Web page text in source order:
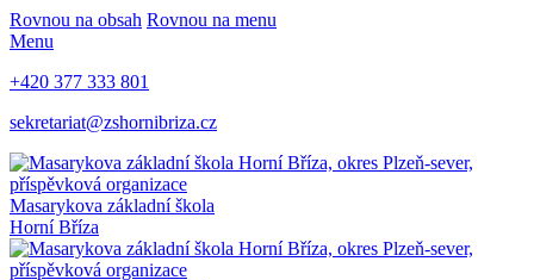
Rovnou na obsah Rovnou na menu
Menu
+420 377 333 801
sekretariat@zshornibriza.cz
Masarykova základní škola
Horní Bříza